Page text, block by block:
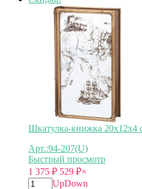
Шкатулка-книжка 20х12х4
Арт.:94-207(U)
Быстрый просмотр
1 375 ₽ 529 ₽×
UpDown